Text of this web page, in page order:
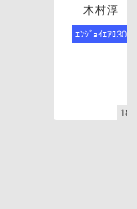
木村淳
ｴﾝｼﾞｮｲｴｱﾛ30
18/